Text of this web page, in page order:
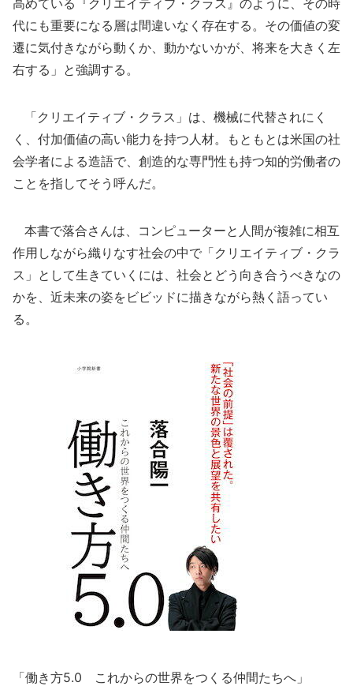
高めている『クリエイティブ・クラス』のように、その時
代にも重要になる層は間違いなく存在する。その価値の変
遷に気付きながら動くか、動かないかが、将来を大きく左
右する」と強調する。
「クリエイティブ・クラス」は、機械に代替されにく
く、付加価値の高い能力を持つ人材。もともとは米国の社
会学者による造語で、創造的な専門性も持つ知的労働者の
ことを指してそう呼んだ。
本書で落合さんは、コンピューターと人間が複雑に相互
作用しながら織りなす社会の中で「クリエイティブ・クラ
ス」として生きていくには、社会とどう向き合うべきなの
かを、近未来の姿をビビッドに描きながら熱く語ってい
る。
「働き方5.0 これからの世界をつくる仲間たちへ」